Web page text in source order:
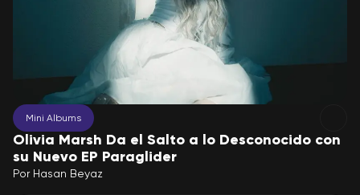
Mini Albums
Olivia Marsh Da el Salto a lo Desconocido con
su Nuevo EP Paraglider
Por Hasan Beyaz